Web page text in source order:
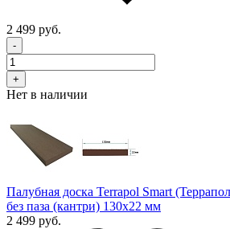
2 499 руб.
-
+
Нет в наличии
Палубная доска Terrapol Smart
без паза (кантри) 130х22 мм
2 499 руб.